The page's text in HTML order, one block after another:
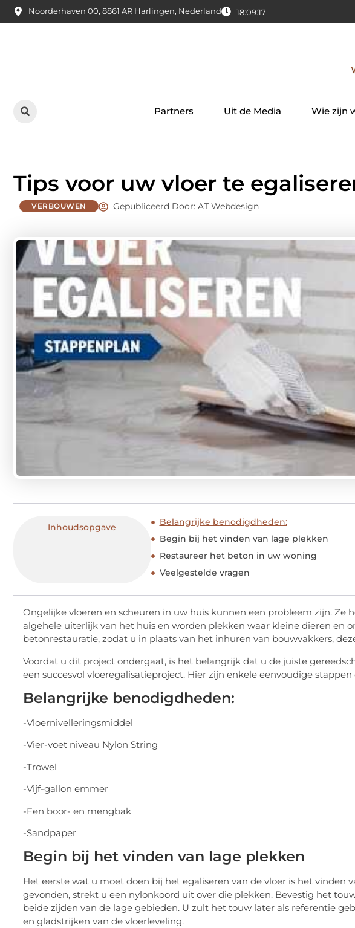
Noorderhaven 00, 8861 AR Harlingen, Nederland 18:09:18
Partners Uit de Media Wie zijn
Tips voor uw vloer te
VERBOUWEN Gepubliceerd Door: AT Webdesign
Inhoudsopgave
Belangrijke benodigdheden:
Begin bij het vinden van lage plekken
Restaureer het beton in uw woning
Veelgestelde vragen
Ongelijke vloeren en scheuren in uw huis kunnen een probleem zijn. Ze
algehele uiterlijk van het huis en worden plekken waar kleine dieren en
betonrestauratie, zodat u in plaats van het inhuren van bouwvakkers,
Voordat u dit project ondergaat, is het belangrijk dat u de juiste
een succesvol vloeregalisatieproject. Hier zijn enkele eenvoudige
Belangrijke benodigdheden:
-Vloernivelleringsmiddel
-Vier-voet niveau Nylon String
-Trowel
-Vijf-gallon emmer
-Een boor- en mengbak
-Sandpaper
Begin bij het vinden van lage plekken
Het eerste wat u moet doen bij het egaliseren van de vloer is het vinden
gevonden, strekt u een nylonkoord uit over die plekken. Bevestig het
beide zijden van de lage gebieden. U zult het touw later als referentie
en gladstrijken van de vloerleveling.